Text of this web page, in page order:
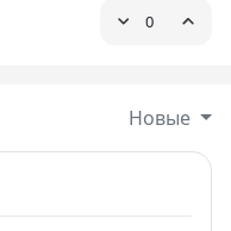
0
Новые